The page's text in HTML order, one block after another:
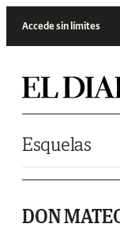
Accede sin límites
Esquelas
DON